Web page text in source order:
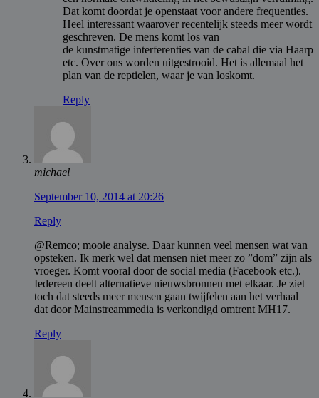
Dat komt doordat je openstaat voor andere frequenties.
Heel interessant waarover recentelijk steeds meer wordt
geschreven. De mens komt los van
de kunstmatige interferenties van de cabal die via Haarp
etc. Over ons worden uitgestrooid. Het is allemaal het
plan van de reptielen, waar je van loskomt.
Reply
michael
September 10, 2014 at 20:26
Reply
@Remco; mooie analyse. Daar kunnen veel mensen wat van
opsteken. Ik merk wel dat mensen niet meer zo ”dom” zijn als
vroeger. Komt vooral door de social media (Facebook etc.).
Iedereen deelt alternatieve nieuwsbronnen met elkaar. Je ziet
toch dat steeds meer mensen gaan twijfelen aan het verhaal
dat door Mainstreammedia is verkondigd omtrent MH17.
Reply